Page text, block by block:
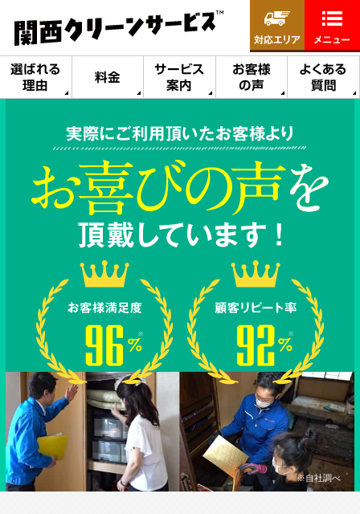
選ばれる
理由
料金
サービス
案内
お客様
の声
よくある
質問
対応エリア メニュー
実際にご利用頂いたお客様より
※自社調べ